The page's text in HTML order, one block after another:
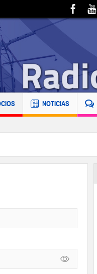
NOTICIAS